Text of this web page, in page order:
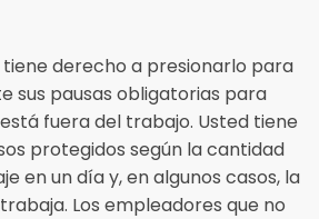
derecho a presionarlo para
sus pausas obligatorias para
fuera del trabajo. Usted tiene
protegidos según la cantidad
en un día y, en algunos casos, la
Los empleadores que no